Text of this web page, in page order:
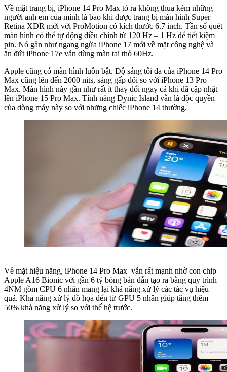
Về mặt trang bị, iPhone 14 Pro Max tỏ ra không thua kém những
người anh em của mình là bao khi được trang bị màn hình Super
Retina XDR mới với ProMotion có kích thước 6.7 inch. Tần số quét
màn hình có thể tự động điều chỉnh từ 120 Hz – 1 Hz để tiết kiệm
pin. Nó gần như ngang ngửa iPhone 17 mới về mặt công nghệ và
ăn đứt iPhone 17e vẫn dùng màn tai thỏ 60Hz.
Apple cũng có màn hình luôn bật. Độ sáng tối đa của iPhone 14 Pro
Max cũng lên đến 2000 nits, sáng gấp đôi so với iPhone 13 Pro
Max. Màn hình này gần như rất ít thay đổi ngay cả khi đã cập nhật
lên iPhone 15 Pro Max. Tính năng Dynic Island vẫn là độc quyền
của dòng máy này so với những chiếc iPhone 14 thường.
Về mặt hiệu năng, iPhone 14 Pro Max vẫn rất mạnh nhờ con chip
Apple A16 Bionic với gần 6 tỷ bóng bán dẫn tạo ra bằng quy trình
4NM gồm CPU 6 nhân mang lại khả năng xử lý các tác vụ hiệu
quả. Khả năng xử lý đồ họa đến từ GPU 5 nhân giúp tăng thêm
50% khả năng xử lý so với thế hệ trước.